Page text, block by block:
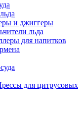
и джиггеры
льда
для напитков
для цитрусовых